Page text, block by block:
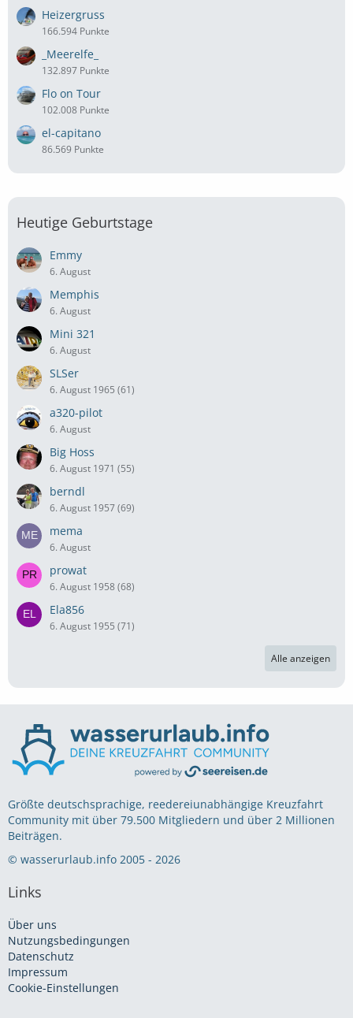
Heizergruss
166.594 Punkte
_Meerelfe_
132.897 Punkte
Flo on Tour
102.008 Punkte
el-capitano
86.569 Punkte
Heutige Geburtstage
Emmy
6. August
Memphis
6. August
Mini 321
6. August
SLSer
6. August 1965 (61)
a320-pilot
6. August
Big Hoss
6. August 1971 (55)
berndl
6. August 1957 (69)
mema
6. August
prowat
6. August 1958 (68)
Ela856
6. August 1955 (71)
Alle anzeigen
Größte deutschsprachige, reedereiunabhängige Kreuzfahrt
Community mit über 79.500 Mitgliedern und über 2 Millionen
Beiträgen.
© wasserurlaub.info 2005 - 2026
Links
Über uns
Nutzungsbedingungen
Datenschutz
Impressum
Cookie-Einstellungen